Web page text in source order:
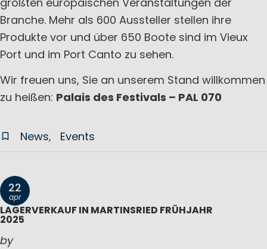
Branche. Mehr als 600 Aussteller stellen ihre
Produkte vor und über 650 Boote sind im Vieux
Port und im Port Canto zu sehen.
Wir freuen uns, Sie an unserem Stand willkommen
zu heißen: Palais des Festivals – PAL 070
News Events
22
apr
LAGERVERKAUF IN MARTINSRIED FRÜHJAHR
2025
by